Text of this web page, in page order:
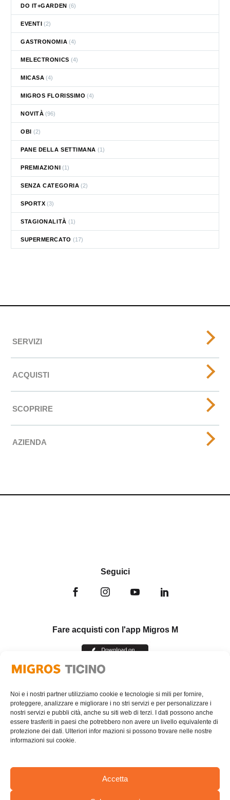
Noi e i nostri partner utilizziamo cookie e tecnologie si mili per fornire,
proteggere, analizzare e migliorare i no stri servizi e per personalizzare i
nostri servizi e pubbli cità, anche su siti web di terzi. I dati possono anche
essere trasferiti in paesi che potrebbero non avere un livello equivalente di
protezione dei dati. Ulteriori infor mazioni si possono trovare nelle nostre
informazioni sui cookie.
Accetta
DO IT+GARDEN (6)
EVENTI (2)
GASTRONOMIA (4)
MELECTRONICS (4)
MICASA (4)
MIGROS FLORISSIMO (4)
NOVITÀ (96)
OBI (2)
PANE DELLA SETTIMANA (1)
PREMIAZIONI (1)
SENZA CATEGORIA (2)
SPORTX (3)
STAGIONALITÀ (1)
SUPERMERCATO (17)
SERVIZI
ACQUISTI
SCOPRIRE
AZIENDA
Seguici
Fare acquisti con l'app Migros M